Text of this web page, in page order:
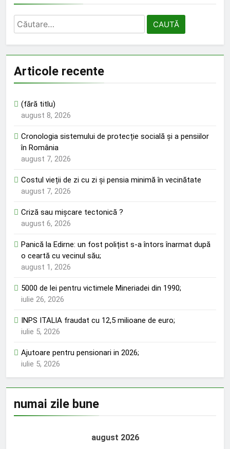
Caută
după:
Articole recente
(fără titlu)
august 8, 2026
Cronologia sistemului de protecție socială și a pensiilor
în România
august 7, 2026
Costul vieții de zi cu zi și pensia minimă în vecinătate
august 7, 2026
Criză sau mișcare tectonică ?
august 6, 2026
Panică la Edirne: un fost polițist s-a întors înarmat după
o ceartă cu vecinul său;
august 1, 2026
5000 de lei pentru victimele Mineriadei din 1990;
iulie 26, 2026
INPS ITALIA fraudat cu 12,5 milioane de euro;
iulie 5, 2026
Ajutoare pentru pensionari in 2026;
iulie 5, 2026
numai zile bune
august 2026